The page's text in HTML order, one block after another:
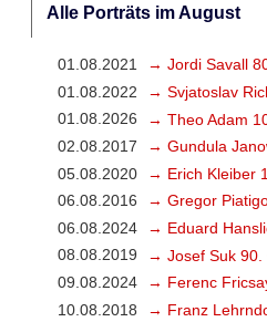
Alle Porträts im August
01.08.2021
→ Jordi Savall
01.08.2022
→ Svjatoslav
01.08.2026
→ Theo Adam
02.08.2017
→ Gundula
05.08.2020
→ Erich Kleiber
06.08.2016
→ Gregor
06.08.2024
→ Eduard
08.08.2019
→ Josef Suk 90.
09.08.2024
→ Ferenc
10.08.2018
→ Franz